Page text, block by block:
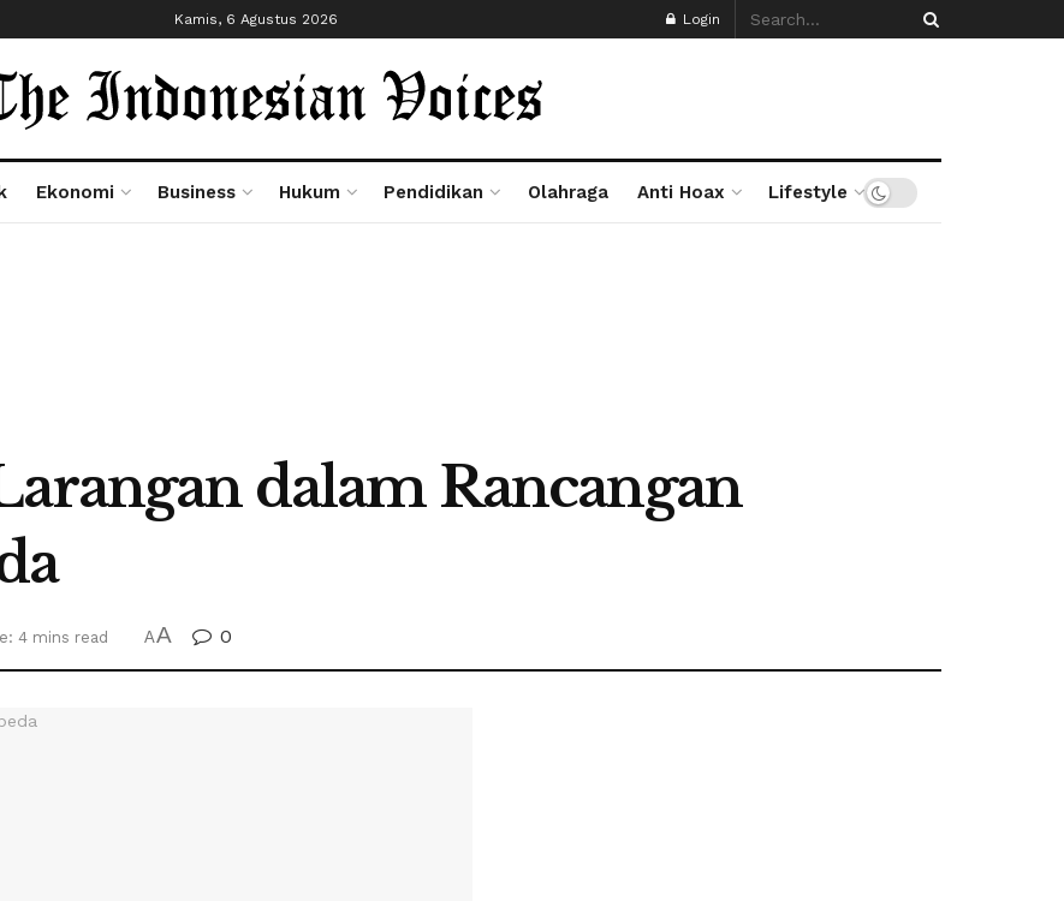
Kamis, 6 Agustus 2026 Login
Ekonomi Business Hukum Pendidikan Olahraga Anti Hoax Lifestyle
dalam Rancangan
4 mins read AA 0